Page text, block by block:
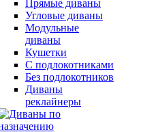
Прямые диваны
Угловые диваны
Модульные
диваны
Кушетки
С подлокотниками
Без подлокотников
Диваны
реклайнеры